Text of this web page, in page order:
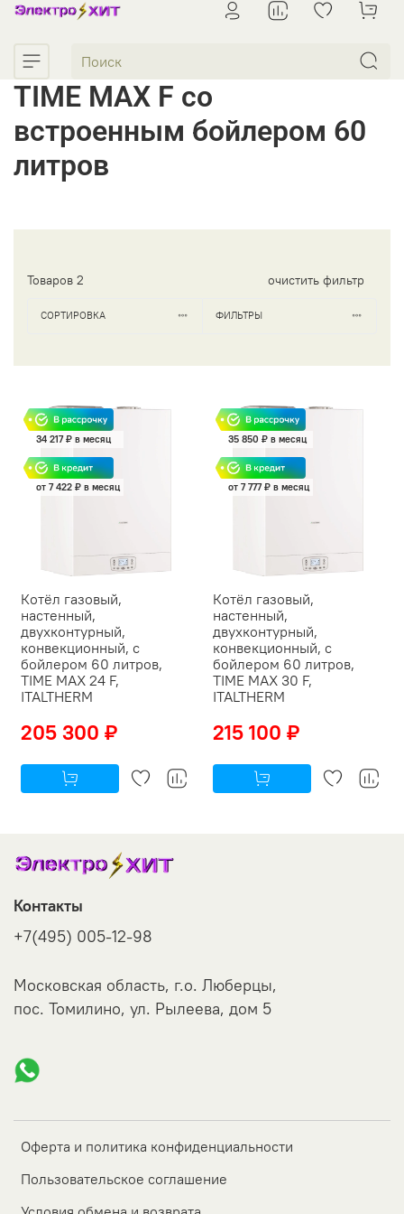
TIME MAX F со
встроенным бойлером 60
литров
Товаров 2 очистить фильтр
СОРТИРОВКА ФИЛЬТРЫ
34 217 ₽ в месяц
от 7 422 ₽ в месяц
Котёл газовый,
настенный,
двухконтурный,
конвекционный, с
бойлером 60 литров,
TIME MAX 24 F,
ITALTHERM
205 300 ₽
35 850 ₽ в месяц
от 7 777 ₽ в месяц
Котёл газовый,
настенный,
двухконтурный,
конвекционный, с
бойлером 60 литров,
TIME MAX 30 F,
ITALTHERM
215 100 ₽
Оферта и политика конфиденциальности
Пользовательское соглашение
Контакты
+7(495) 005-12-98
Московская область, г.о. Люберцы,
пос. Томилино, ул. Рылеева, дом 5